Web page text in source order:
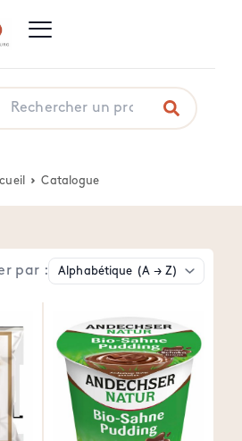
Catalogue
par :